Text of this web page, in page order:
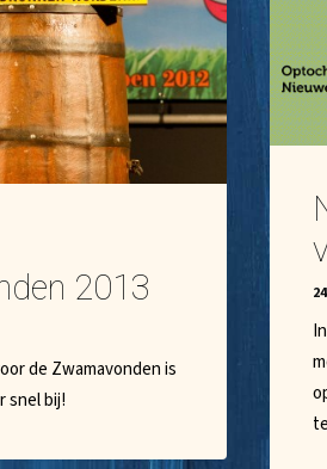
2013
de Zwamavonden is
snel bij!